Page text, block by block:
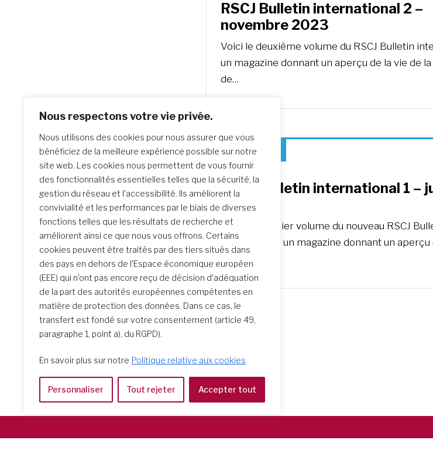
Nous respectons votre vie privée.
Nous utilisons des cookies pour nous assurer que vous
bénéficiez de la meilleure expérience possible sur notre
site web. Les cookies nous permettent de vous fournir
des fonctionnalités essentielles telles que la sécurité, la
gestion du réseau et l'accessibilité. Ils améliorent la
convivialité et les performances par le biais de diverses
fonctions telles que les résultats de recherche et
améliorent ainsi ce que nous vous offrons. Certains
cookies peuvent être traités par des tiers situés dans
des pays en dehors de l'Espace économique européen
(EEE) qui n'ont pas encore reçu de décision d'adéquation
de la part des autorités européennes compétentes en
matière de protection des données. Dans ce cas, le
transfert est fondé sur votre consentement (article 49,
paragraphe 1, point a), du RGPD).
En savoir plus sur notre Politique relative aux cookies
Personnaliser Tout rejeter Accepter tout
RSCJ Bulletin international 2 –
novembre 2023
Voici le deuxième volume du RSCJ Bulletin
un magazine donnant un aperçu de la vie de
de…
juin 20, 2023
RSCJ Bulletin international 1 –
2023
Voici le premier volume du nouveau RSCJ
International, un magazine donnant un aperçu
la Sociètè…